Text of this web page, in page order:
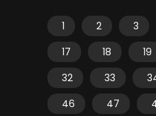
1 2
3
17
18
19
32
33
46
47